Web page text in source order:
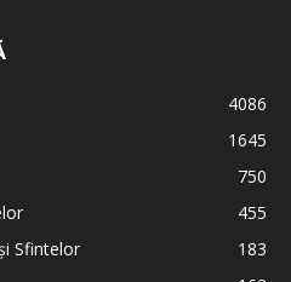
4086
1645
750
455
Sfintelor
183